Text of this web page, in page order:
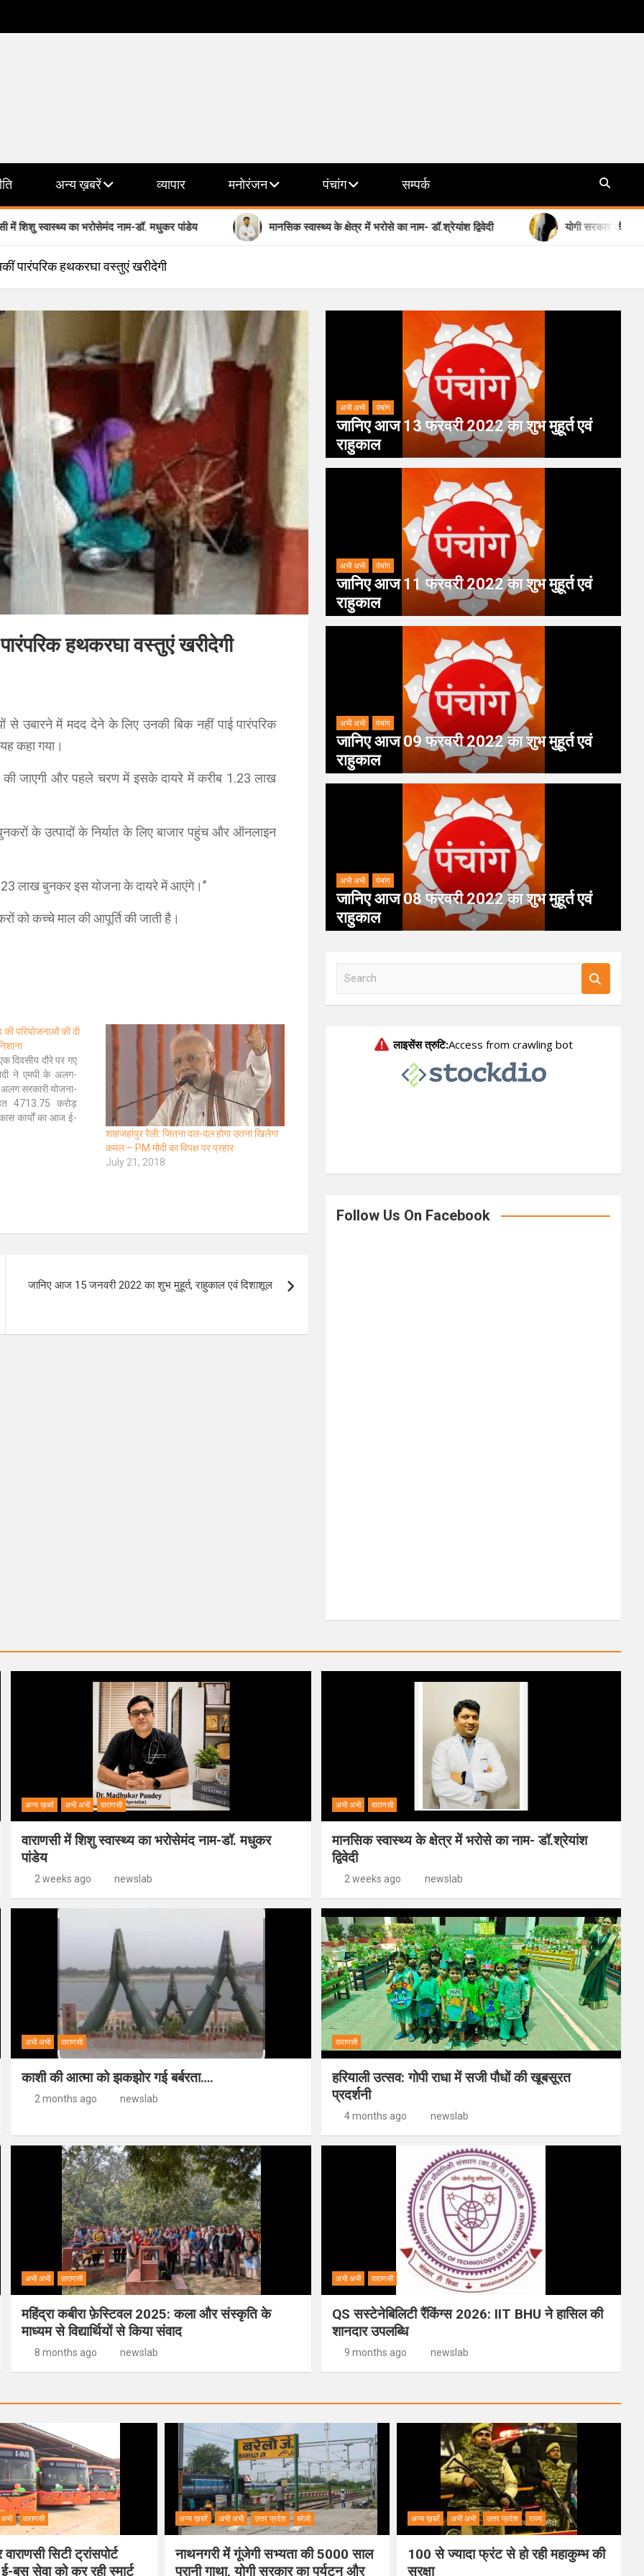
अन्य ख़बरें व्यापार मनोरंजन पंचांग सम्पर्क
का भरोसेमंद नाम-डॉ. मधुकर पांडेय मानसिक स्वास्थ्य के क्षेत्र में भरोसे का नाम- डॉ.श्रेयांश द्विवेदी योगी सरकार की मिशन छाया देगी
पारंपरिक हथकरघा वस्तुएं खरीदेगी
हथकरघा वस्तुएं खरीदेगी
उबारने में मदद देने के लिए उनकी बिक नहीं पाई पारंपरिक
कहा गया।
की जाएगी और पहले चरण में इसके दायरे में करीब 1.23 लाख
के उत्पादों के निर्यात के लिए बाजार पहुंच और ऑनलाइन
लाख बुनकर इस योजना के दायरे में आएंगे।’’
को कच्चे माल की आपूर्ति की जाती है।
परियोजनाओं की दी
दिवसीय दौरे पर गए
ने एमपी के अलग-
सरकारी योजना-
4713.75 करोड़
कार्यों का आज ई-
प्रधानमंत्री आवास
शाहजहांपुर रैली: जितना दल-दल होगा उतना खिलेगा
कमल – PM मोदी का विपक्ष पर प्रहार
July 21, 2018
जानिए आज 15 जनवरी 2022 का शुभ मुहूर्त, राहुकाल एवं दिशाशूल
अभी अभी पंचांग
जानिए आज 13 फरवरी 2022 का शुभ मुहूर्त एवं
राहुकाल
अभी अभी पंचांग
जानिए आज 11 फरवरी 2022 का शुभ मुहूर्त एवं
राहुकाल
अभी अभी पंचांग
जानिए आज 09 फरवरी 2022 का शुभ मुहूर्त एवं
राहुकाल
अभी अभी पंचांग
जानिए आज 08 फरवरी 2022 का शुभ मुहूर्त एवं
राहुकाल
a
Follow Us On Facebook
अन्य ख़बरें अभी अभी वाराणसी
वाराणसी में शिशु स्वास्थ्य का भरोसेमंद नाम-डॉ. मधुकर
पांडेय
2 weeks ago newslab
अभी अभी वाराणसी
मानसिक स्वास्थ्य के क्षेत्र में भरोसे का नाम- डॉ.श्रेयांश
द्विवेदी
2 weeks ago newslab
अभी अभी वाराणसी
काशी की आत्मा को झकझोर गई बर्बरता….
2 months ago newslab
वाराणसी
हरियाली उत्सव: गोपी राधा में सजी पौधों की खूबसूरत
प्रदर्शनी
4 months ago newslab
अभी अभी वाराणसी
महिंद्रा कबीरा फ़ेस्टिवल 2025: कला और संस्कृति के
माध्यम से विद्यार्थियों से किया संवाद
8 months ago newslab
अभी अभी वाराणसी
QS सस्टेनेबिलिटी रैंकिंग्स 2026: IIT BHU ने हासिल की
शानदार उपलब्धि
9 months ago newslab
वाराणसी
सिटी ट्रांसपोर्ट
बस सेवा को कर रही स्मार्ट
अन्य ख़बरें अभी अभी उत्तर प्रदेश बरेली
नाथनगरी में गूंजेगी सभ्यता की 5000 साल
पुरानी गाथा, योगी सरकार का पर्यटन और
अन्य ख़बरें अभी अभी उत्तर प्रदेश राज्य
100 से ज्यादा फ्रंट से हो रही महाकुम्भ की
सुरक्षा